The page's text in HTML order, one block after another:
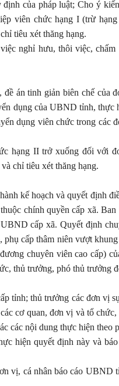
của pháp luật; Cho ý
viên chức hạng I (trừ
tiêu xét thăng hạng.
nghỉ hưu, thôi việc, chấm
án tinh giản biên chế của
dụng của UBND tỉnh, thực
dụng viên chức trong các
hạng II trở xuống đối với
chỉ tiêu xét thăng hạng.
kế hoạch và quyết định
chính quyền cấp xã.Ban
UBND cấp xã.Quyết định
phụ cấp thâm niên vượt
chuyên viên cao cấp)
thủ trưởng, phó thủ trưởng
tỉnh; thủ trưởng các đơn vị
cơ quan, đơn vị và tổ chức,
các nội dung thực hiện theo
hiện quyết định này và
vị, cá nhân báo cáo UBND